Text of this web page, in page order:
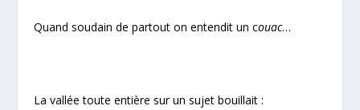
Quand soudain de partout on entendit un couac…
La vallée toute entière sur un sujet bouillait :